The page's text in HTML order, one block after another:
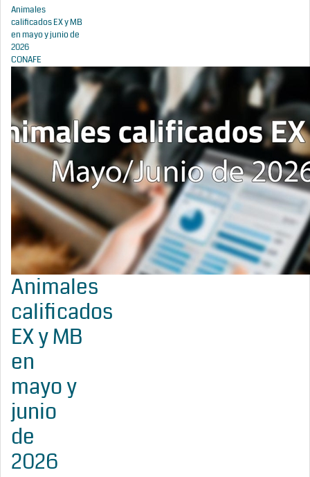
Animales
calificados EX y MB
en mayo y junio de
2026
CONAFE
Animales
calificados
EX y MB
en
mayo y
junio
de
2026